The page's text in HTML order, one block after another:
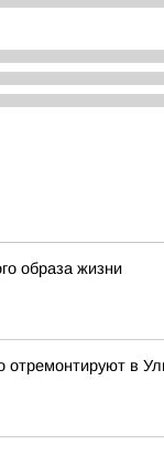
образа жизни
отремонтируют